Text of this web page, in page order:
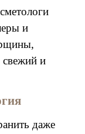
и
свежий и
даже